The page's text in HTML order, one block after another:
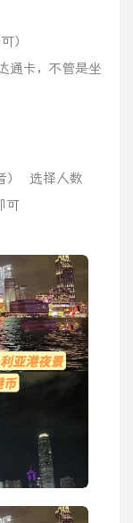
）
通卡，不管是坐
）→选择人数→
可